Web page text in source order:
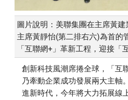
圖片說明：美聯集團在主席黃建
主席黃靜怡(第二排右六)為首的
「互聯網+」革新工程，迎接「
創新科技風潮席捲全球，「互
乃牽動企業成功發展兩大主軸
進新時代，今年將大力拓展線